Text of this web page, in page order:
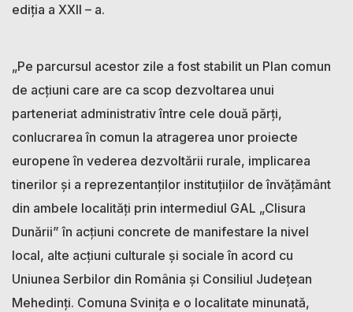
ediția a XXII – a.
„Pe parcursul acestor zile a fost stabilit un Plan comun
de acțiuni care are ca scop dezvoltarea unui
parteneriat administrativ între cele două părți,
conlucrarea în comun la atragerea unor proiecte
europene în vederea dezvoltării rurale, implicarea
tinerilor și a reprezentanților instituțiilor de învățământ
din ambele localități prin intermediul GAL „Clisura
Dunării” în acțiuni concrete de manifestare la nivel
local, alte acțiuni culturale și sociale în acord cu
Uniunea Serbilor din România și Consiliul Județean
Mehedinți. Comuna Svinița e o localitate minunată,